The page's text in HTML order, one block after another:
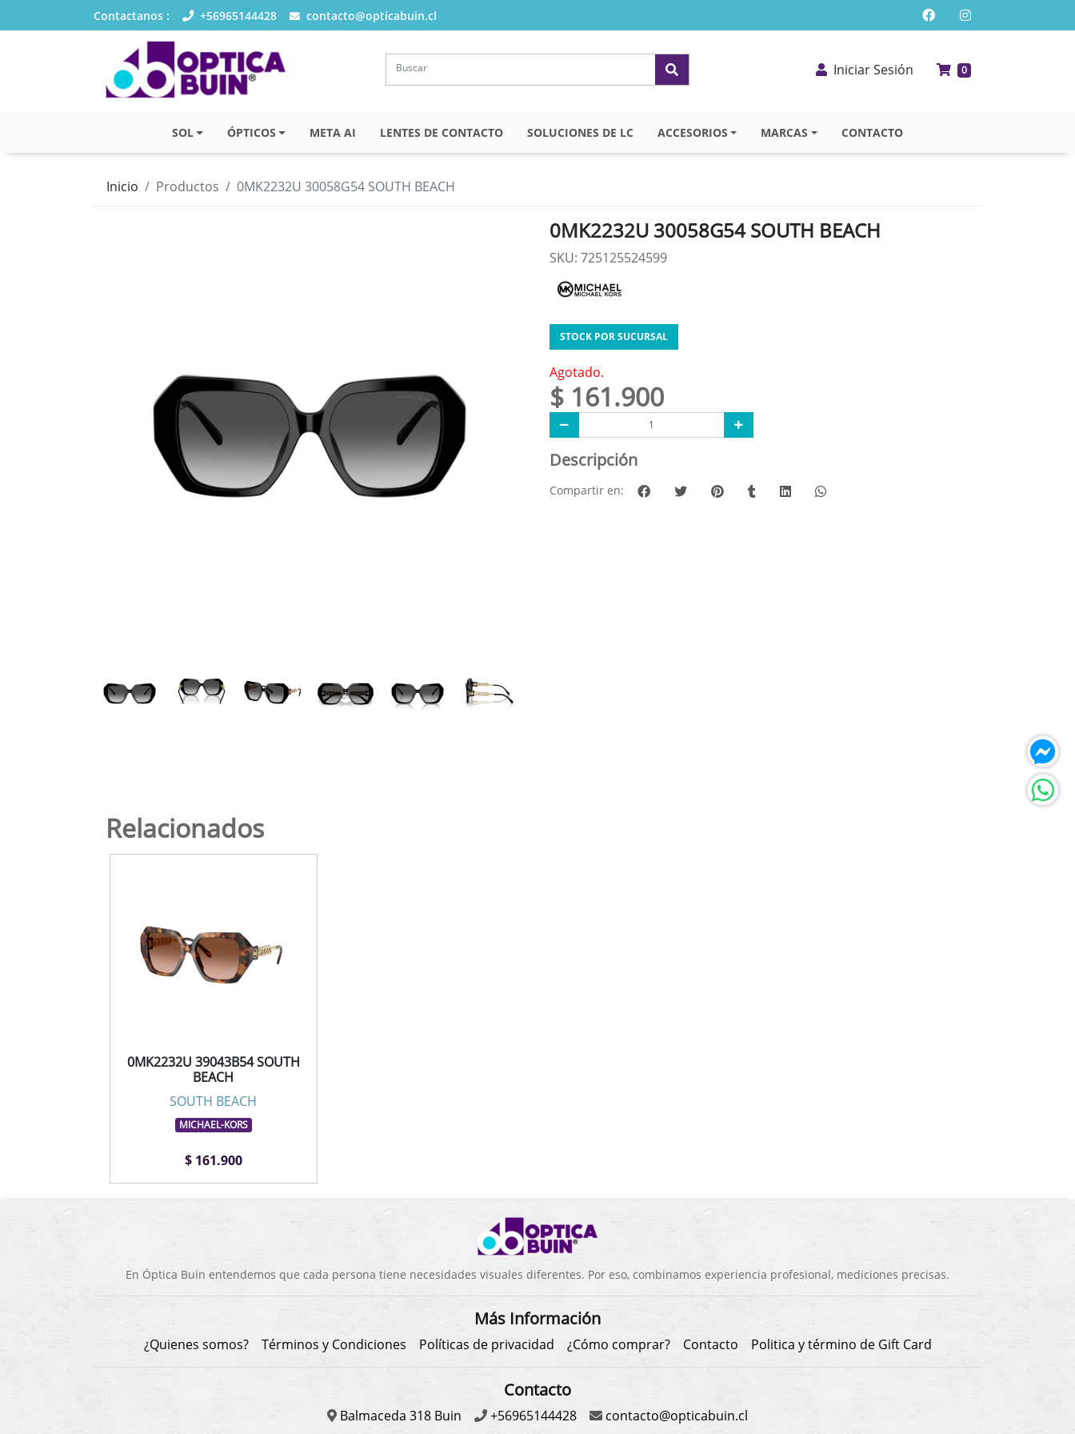
Contactanos : +56965144428 contacto@opticabuin.cl
Iniciar Sesión 0
SOL ÓPTICOS META AI LENTES DE CONTACTO SOLUCIONES DE LC ACCESORIOS MARCAS CONTACTO
Inicio Productos 0MK2232U 30058G54 SOUTH BEACH
0MK2232U 30058G54 SOUTH BEACH
SKU: 725125524599
STOCK POR SUCURSAL
Agotado.
$ 161.900
Descripción
Compartir en:
Relacionados
0MK2232U 39043B54 SOUTH
BEACH
SOUTH BEACH
MICHAEL-KORS
$ 161.900
En Óptica Buin entendemos que cada persona tiene necesidades visuales diferentes. Por eso, combinamos experiencia profesional, mediciones precisas.
Más Información
¿Quienes somos? Términos y Condiciones Políticas de privacidad ¿Cómo comprar? Contacto Politica y término de Gift Card
Contacto
Balmaceda 318 Buin +56965144428 contacto@opticabuin.cl